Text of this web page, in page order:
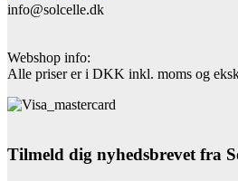
info@solcelle.dk
Webshop info:
Alle priser er i DKK inkl. moms og
Tilmeld dig nyhedsbrevet fra